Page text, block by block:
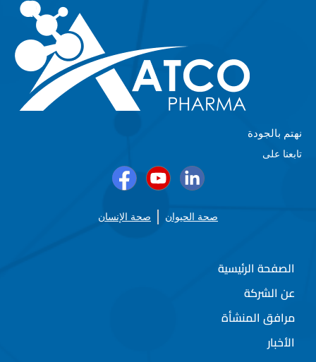
نهتم بالجودة
تابعنا على
صحة الحيوان صحة الإنسان
الصفحة الرئيسية
عن الشركة
مرافق المنشأة
الأخبار